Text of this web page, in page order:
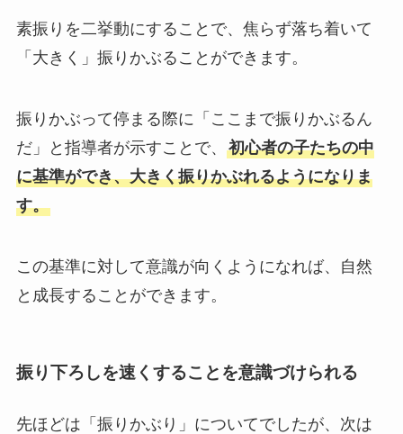
素振りを二挙動にすることで、焦らず落ち着いて
「大きく」振りかぶることができます。
振りかぶって停まる際に「ここまで振りかぶるん
だ」と指導者が示すことで、 初心者の子たちの中
に基準ができ、大きく振りかぶれるようになりま
す。
この基準に対して意識が向くようになれば、自然
と成長することができます。
振り下ろしを速くすることを意識づけられる
先ほどは「振りかぶり」についてでしたが、次は